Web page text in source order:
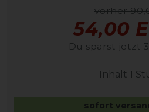
vorher
54,00
Du sparst jetzt
Inhalt 1
sofort